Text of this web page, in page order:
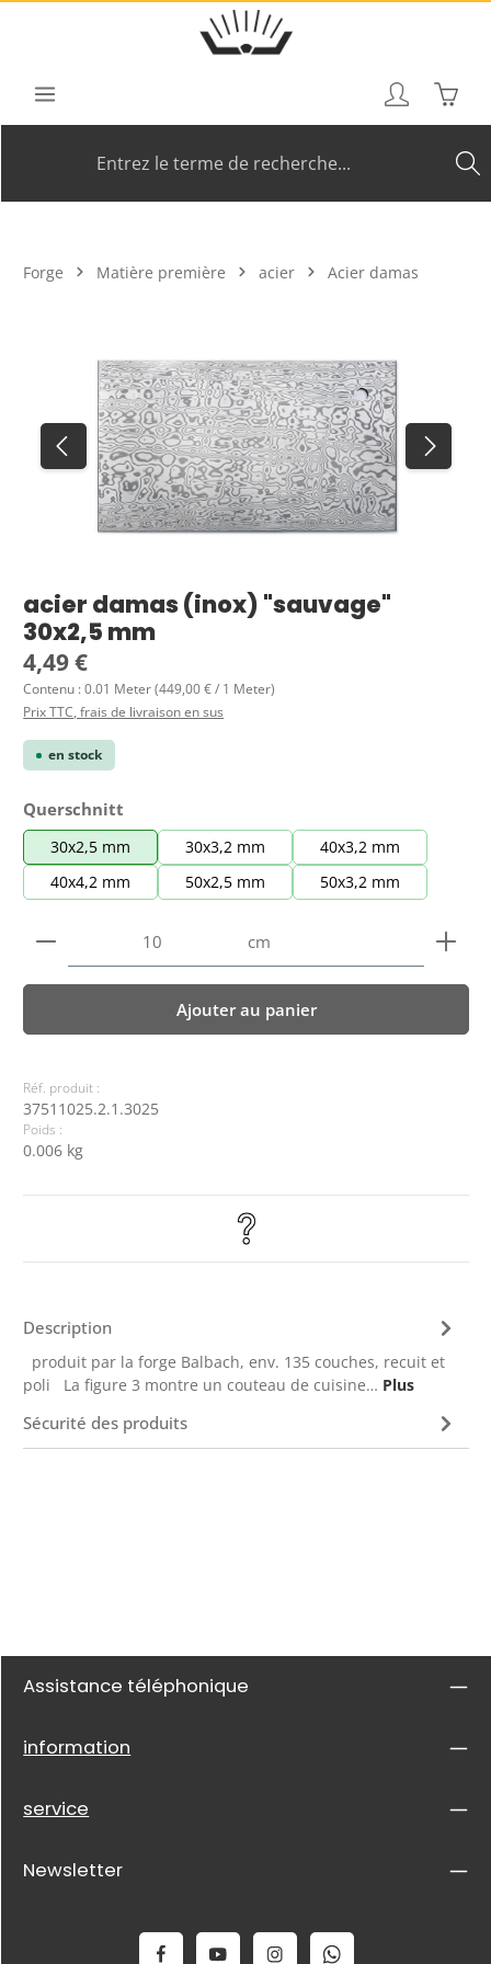
Passer au contenu principal
Le
Forge Matière première acier Acier damas
acier damas (inox) "sauvage"
30x2,5 mm
Prix régulier :
4,49 €
Contenu :0.01 Meter(449,00 € / 1 Meter)
Prix TTC, frais de livraison en sus
en stock
Sélectionnez
Querschnitt
30x2,5 mm 30x3,2 mm
40x3,2 mm
40x4,2 mm
50x2,5 mm 50x3,2 mm
Quantité de produit : Entrez la quantité
cm
Ajouter au panier
Réf. produit :
37511025.2.1.3025
Poids :
0.006 kg
Description
produit par la forge Balbach, env. 135 couches, recuit et
poli La figure 3 montre un couteau de cuisine… Plus
Sécurité des produits
Assistance téléphonique
information
service
Newsletter